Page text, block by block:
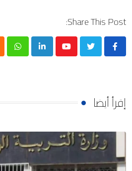
Share This Post:
Youtube
LinkedIn
إقرأ أيضا